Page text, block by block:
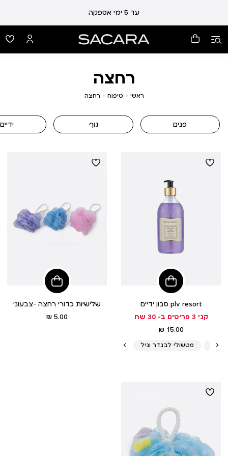
עד 5 ימי אספקה
רחצה
ראשי ראשי
טיפוח טיפוח
רחצהרחצה
פנים גוף ידיים
הוסיפי
לסל
סבון ידיים plv resort
קני 3 פריטים ב- 30 שח
מחיר15.00 ₪
פטשולי לבנדר וניל
הוסיפי
לסל
שלישיות כדורי רחצה -צבעוני
מחיר5.00 ₪